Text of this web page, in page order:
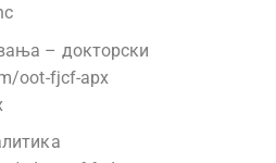
– докторски
oot-fjcf-apx